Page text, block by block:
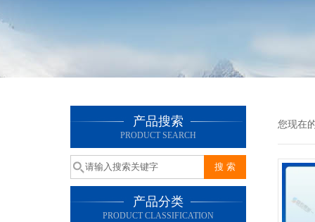
产品搜索
PRODUCT SEARCH
产品分类
PRODUCT CLASSIFICATION
您现在